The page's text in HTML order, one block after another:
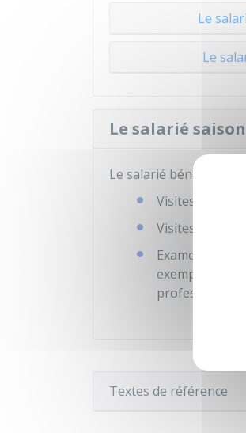
Le
Le
Le salarié
Le salarié bénéficie
Visites de
Visites
Examens
exemple,
Textes de référence